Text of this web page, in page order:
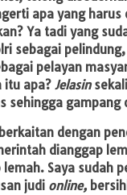
apa yang harus
Ya tadi yang
sebagai
pelayan
itu apa? Jelasin
sehingga
dengan
dianggap
Saya sudah
judi online,